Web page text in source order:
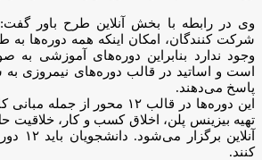
وی در رابطه با بخش آنلاین طرح باور گفت:
شرکت کنندگان، امکان اینکه همه دوره‌ها
وجود ندارد بنابراین دوره‌های آموزشی به
است و اساتید در قالب دوره‌های نیمروزی
پاسخ می‌دهند.
این دوره‌ها در قالب ۱۲ محور از
تهیه بیزینس پلن، اخلاق کسب و کار،
کنند.